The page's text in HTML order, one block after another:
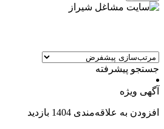
جستجو پیشرفته
آگهی ویژه
افزودن به علاقه‌مندی 1404 بازدید